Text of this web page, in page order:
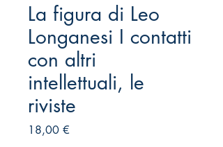
La figura di Leo
Longanesi I contatti
con altri
intellettuali, le
riviste
18,00 €